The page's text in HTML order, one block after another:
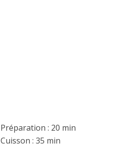
Préparation : 20 min
Cuisson : 35 min